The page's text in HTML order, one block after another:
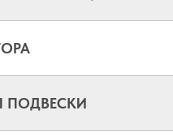
ПОДВЕСКИ